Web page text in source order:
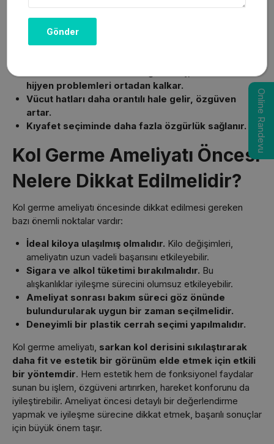
Kol germe ameliyatı, estetik ve fonksiyonel birçok fayda
hijyen problemleri ortadan kalkar.
Vücut hatları daha orantılı hale gelir, özgüven
artar.
Kıyafet seçiminde daha fazla özgürlük sağlanır.
Kol Germe Ameliyatı Öncesi
Nelere Dikkat Edilmelidir?
Kol germe ameliyatı öncesinde dikkat edilmesi gereken
bazı önemli noktalar vardır:
İdeal kiloya ulaşılmış olmalıdır. Kilo değişimleri,
ameliyatın uzun vadeli başarısını etkileyebilir.
Sigara ve alkol tüketimi bırakılmalıdır. Bu
alışkanlıklar iyileşme sürecini olumsuz etkileyebilir.
Ameliyat sonrası bakım süreci göz önünde
bulundurularak uygun bir zaman seçilmelidir.
Deneyimli bir plastik cerrah seçimi yapılmalıdır.
Kol germe ameliyatı, sarkan kol derisini sıkılaştırarak
daha fit ve estetik bir görünüm elde etmek için etkili
bir yöntemdir. Hem estetik hem de fonksiyonel faydalar
sunan bu işlem, özgüveni artırırken, hareket konforunu da
iyileştirebilir. Ameliyat öncesi detaylı bir değerlendirme
yapmak ve iyileşme sürecine dikkat etmek, başarılı sonuçlar
için büyük önem taşır.
Online Randevu